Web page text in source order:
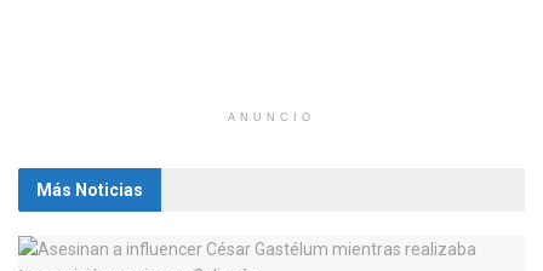
ANUNCIO
Más Noticias